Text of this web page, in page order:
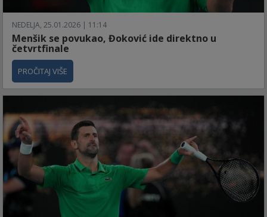
NEDELJA, 25.01.2026 | 11:14
Menšik se povukao, Đoković ide direktno u
četvrtfinale
PROČITAJ VIŠE